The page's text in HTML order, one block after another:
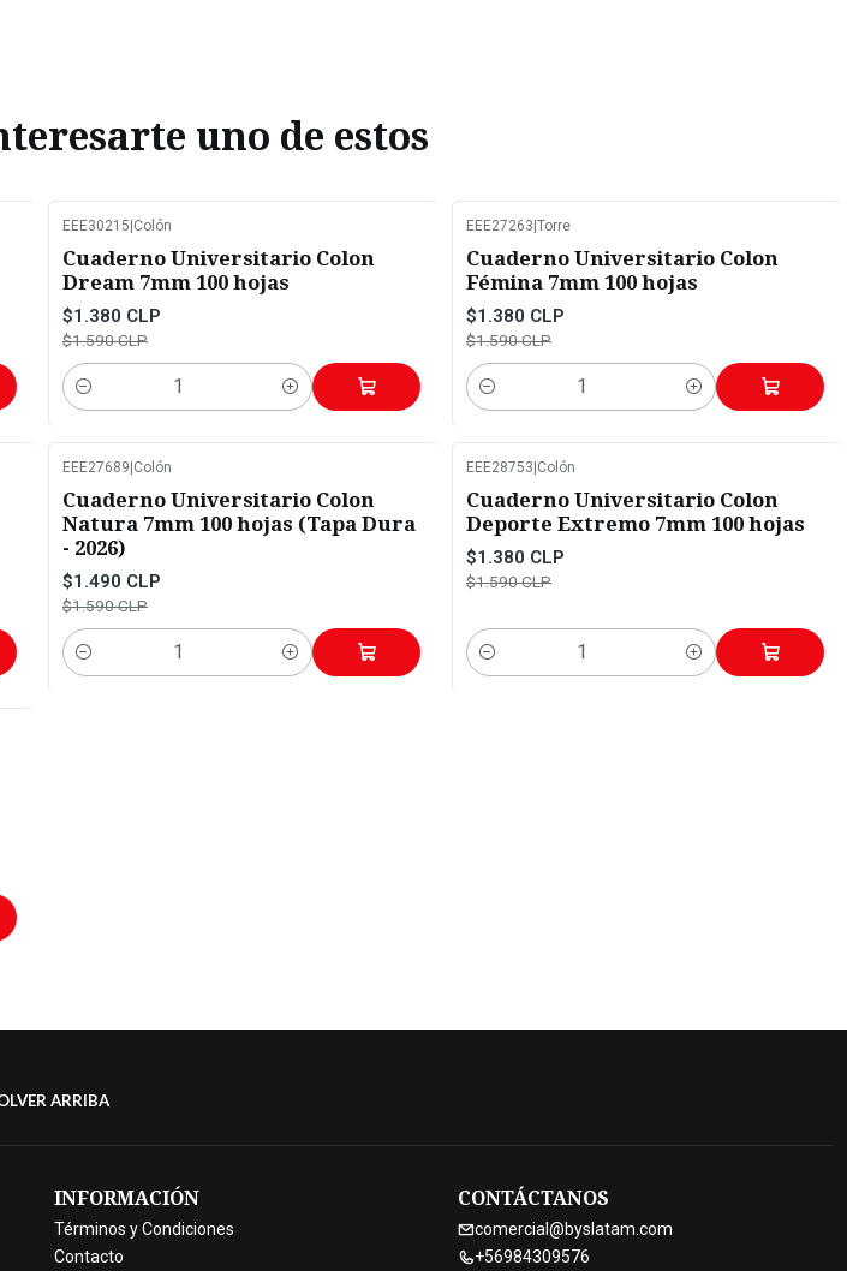
uno de estos
EEE30215|Colón
Cuaderno Universitario Colon
Dream 7mm 100 hojas
$1.380 CLP
$1.590 CLP
Cantidad
EEE27263|Torre
Cuaderno Universitario Colon
Fémina 7mm 100 hojas
$1.380 CLP
$1.590 CLP
Cantidad
EEE27689|Colón
Cuaderno Universitario Colon
Natura 7mm 100 hojas (Tapa Dura
- 2026)
$1.490 CLP
$1.590 CLP
Cantidad
EEE28753|Colón
Cuaderno Universitario Colon
Deporte Extremo 7mm 100 hojas
$1.380 CLP
$1.590 CLP
Cantidad
ARRIBA
INFORMACIÓN
Términos y Condiciones
Contacto
CONTÁCTANOS
comercial@byslatam.com
+56984309576